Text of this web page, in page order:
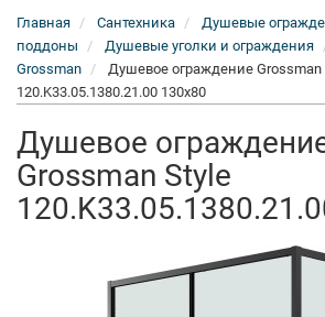
Главная Сантехника
Душевые
поддоны
Душевые уголки и ограждения
Grossman
Душевое ограждение Grossman
120.K33.05.1380.21.00 130x80
Душевое
Grossman Style